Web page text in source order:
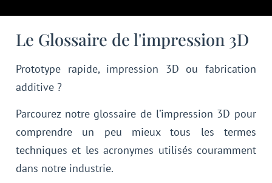
Le Glossaire de l'impression 3D
Prototype rapide, impression 3D ou fabrication
additive ?
Parcourez notre glossaire de l’impression 3D pour
comprendre un peu mieux tous les termes
techniques et les acronymes utilisés couramment
dans notre industrie.